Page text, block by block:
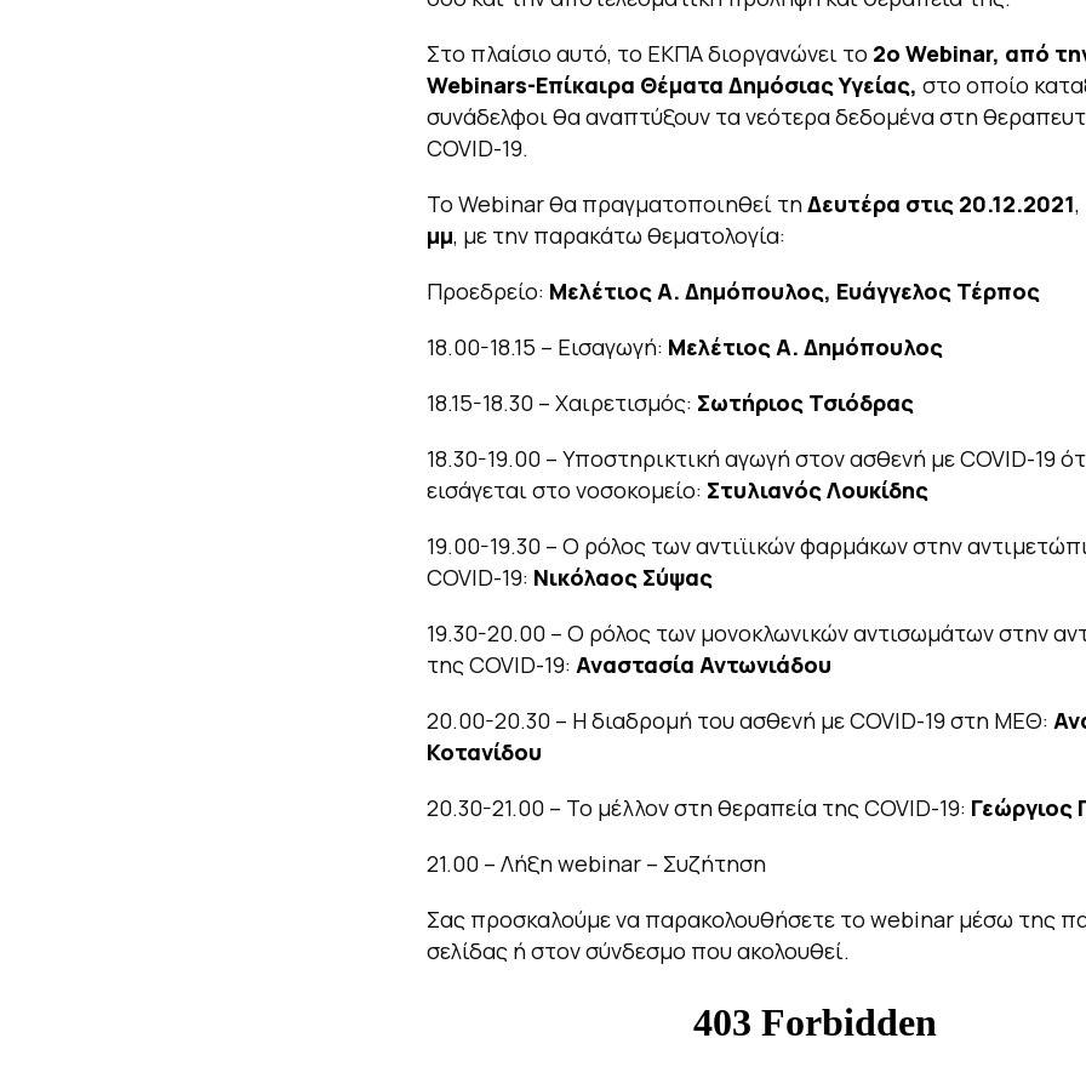
Στο πλαίσιο αυτό, το ΕΚΠΑ διοργανώνει το 2o Webinar, από
Webinars-Επίκαιρα Θέματα Δημόσιας Υγείας, στο οποίο
συνάδελφοι θα αναπτύξουν τα νεότερα δεδομένα στη
COVID-19.
Το Webinar θα πραγματοποιηθεί τηΔευτέρα στις 20.12.2021,
μμ, με την παρακάτω θεματολογία:
Προεδρείο: Μελέτιος Α. Δημόπουλος, Ευάγγελος Τέρπος
18.00-18.15 – Εισαγωγή: Μελέτιος Α. Δημόπουλος
18.15-18.30 – Χαιρετισμός: Σωτήριος Τσιόδρας
18.30-19.00 – Υποστηρικτική αγωγή στον ασθενή με COVID-19
εισάγεται στο νοσοκομείο: Στυλιανός Λουκίδης
19.00-19.30 – Ο ρόλος των αντιϊικών φαρμάκων στην
COVID-19: Νικόλαος Σύψας
19.30-20.00 – Ο ρόλος των μονοκλωνικών αντισωμάτων στην
της COVID-19: Αναστασία Αντωνιάδου
20.00-20.30 – Η διαδρομή του ασθενή με COVID-19 στη ΜΕΘ:
Κοτανίδου
20.30-21.00 – Το μέλλον στη θεραπεία της COVID-19: Γεώργιος
21.00 – Λήξη webinar – Συζήτηση
Σας προσκαλούμε να παρακολουθήσετε το webinar μέσω της
σελίδας ή στον σύνδεσμο που ακολουθεί.